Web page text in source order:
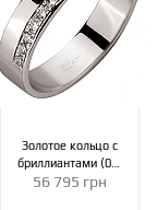
Золотое кольцо с
бриллиантами (01-
200913064)
56 795 грн